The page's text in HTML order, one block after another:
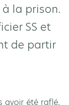
la prison.
SS et
de partir
avoir été raflé,